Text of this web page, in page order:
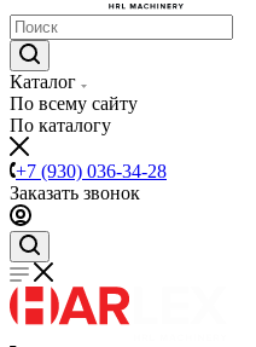
Каталог
По всему сайту
По каталогу
+7 (930) 036-34-28
Заказать звонок